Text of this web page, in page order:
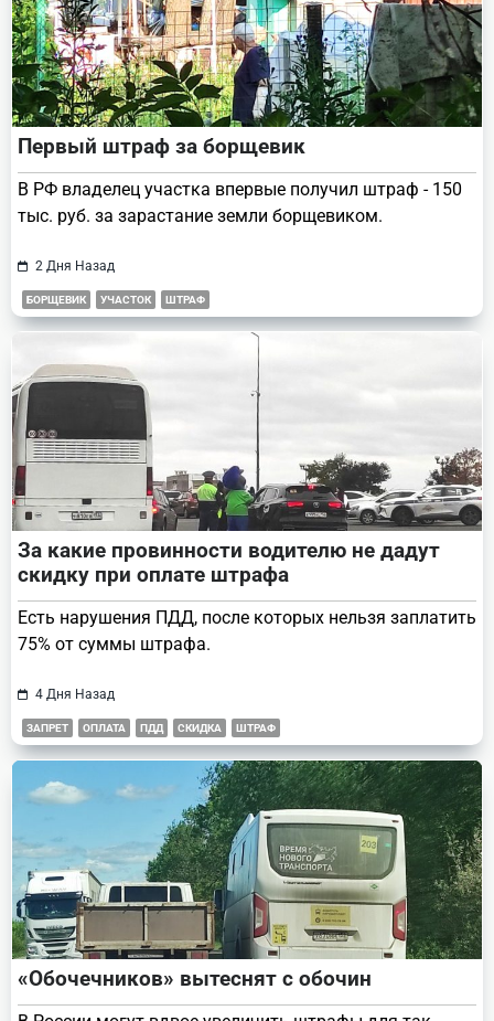
Первый штраф за борщевик
В РФ владелец участка впервые получил штраф - 150
тыс. руб. за зарастание земли борщевиком.
2 Дня Назад
БОРЩЕВИК УЧАСТОК ШТРАФ
За какие провинности водителю не дадут
скидку при оплате штрафа
Есть нарушения ПДД, после которых нельзя заплатить
75% от суммы штрафа.
4 Дня Назад
ЗАПРЕТ ОПЛАТА ПДД СКИДКА ШТРАФ
«Обочечников» вытеснят с обочин